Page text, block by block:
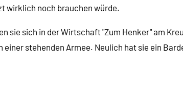
wirklich noch brauchen würde.
sich in der Wirtschaft "Zum Henker" am
stehenden Armee. Neulich hat sie ein